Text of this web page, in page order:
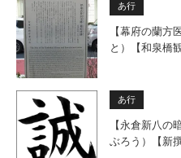
あ行
【幕府の蘭方
と）【和泉橋
あ行
【永倉新八の
ぶろう）【新